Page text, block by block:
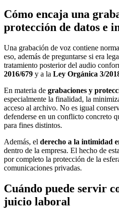
Cómo encaja una
protección de datos e
Una grabación de voz contiene
eso, además de preguntarse si era
tratamiento posterior del audio
2016/679 y a la Ley Orgánica 3/
En materia de grabaciones y
especialmente la finalidad, la
acceso al archivo. No es igual
defenderse en un conflicto concreto
para fines distintos.
Además, el derecho a la intimidad
dentro de la empresa. El hecho de
por completo la protección de la
comunicaciones privadas.
Cuándo puede servir
juicio laboral